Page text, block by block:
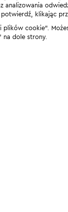
klikając
cookie”.
na dole strony.